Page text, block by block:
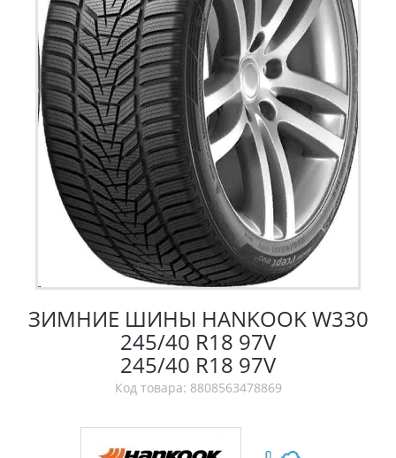
ЗИМНИЕ ШИНЫ HANKOOK W330
245/40 R18 97V
245/40 R18 97V
Код товара: 8808563478869